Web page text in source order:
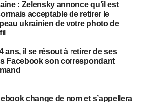
: Zelensky annonce qu’il est
acceptable de retirer le
ukrainien de votre photo de
ans, il se résout à retirer de ses
Facebook son correspondant
change de nom et s’appellera